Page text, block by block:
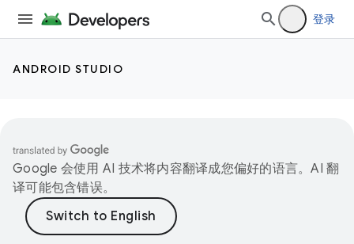
登录
ANDROID STUDIO
Google 会使用 AI 技术将内容翻译成您偏好的语言。AI 翻
译可能包含错误。